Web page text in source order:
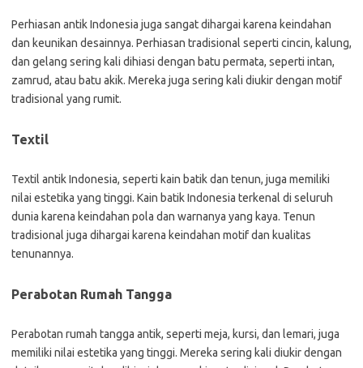
Perhiasan antik Indonesia juga sangat dihargai karena keindahan
dan keunikan desainnya. Perhiasan tradisional seperti cincin, kalung,
dan gelang sering kali dihiasi dengan batu permata, seperti intan,
zamrud, atau batu akik. Mereka juga sering kali diukir dengan motif
tradisional yang rumit.
Textil
Textil antik Indonesia, seperti kain batik dan tenun, juga memiliki
nilai estetika yang tinggi. Kain batik Indonesia terkenal di seluruh
dunia karena keindahan pola dan warnanya yang kaya. Tenun
tradisional juga dihargai karena keindahan motif dan kualitas
tenunannya.
Perabotan Rumah Tangga
Perabotan rumah tangga antik, seperti meja, kursi, dan lemari, juga
memiliki nilai estetika yang tinggi. Mereka sering kali diukir dengan